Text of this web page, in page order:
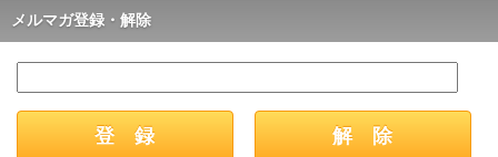
メルマガ登録・解除